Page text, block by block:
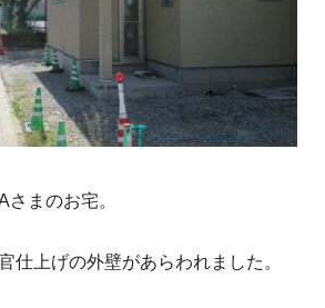
まのお宅。
仕上げの外壁があらわれました。